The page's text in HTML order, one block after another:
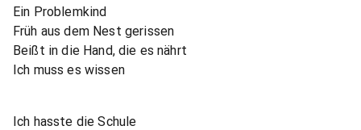
Ein Problemkind
Früh aus dem Nest gerissen
Beißt in die Hand, die es nährt
Ich muss es wissen
Ich hasste die Schule